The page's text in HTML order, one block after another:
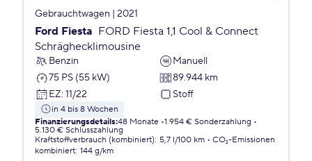
Gebrauchtwagen | 2021
Ford Fiesta FORD Fiesta 1,1 Cool & Connect
Schräghecklimousine
Benzin
Manuell
75 PS (55 kW)
89.944 km
EZ: 11/22 Stoff
in 4 bis 8 Wochen
Finanzierungsdetails:48 Monate 1.954 € Sonderzahlung
5.130 € Schlusszahlung
Kraftstoffverbrauch (kombiniert): 5,7 l/100 km
CO₂-Emissionen
kombiniert: 144 g/km